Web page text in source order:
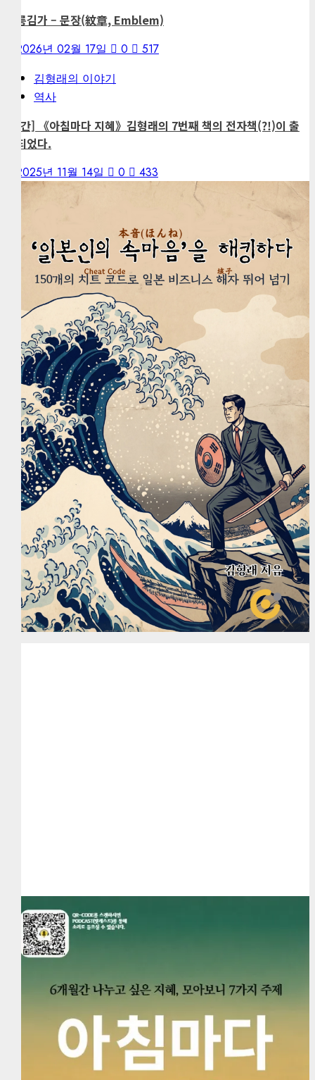
강릉김가 – 문장(紋章, Emblem)
2026년 02월 17일 0
517
김형래의 이야기
역사
[출간] 《아침마다 지혜》김형래의 7번째 책의 전자책(?!)이 출
간되었다.
2025년 11월 14일 0 433